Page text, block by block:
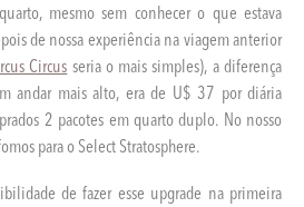
mesmo sem conhecer o que estava
de nossa experiência na viagem anterior
Circus seria o mais simples), a diferença
andar mais alto, era de U$ 37 por diária
2 pacotes em quarto duplo. No nosso
para o Select Stratosphere.
de fazer esse upgrade na primeira